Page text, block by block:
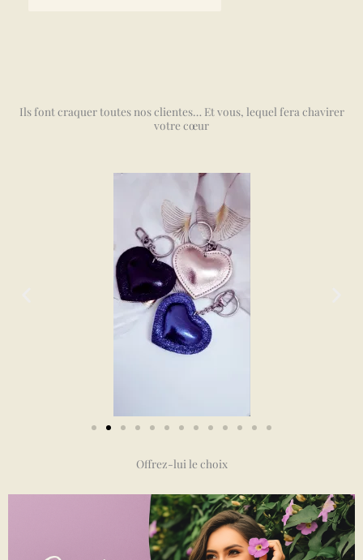
Ils font craquer toutes nos clientes… Et vous, lequel fera chavirer
votre cœur
Offrez-lui le choix